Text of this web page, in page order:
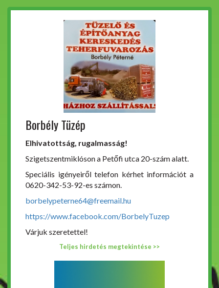
Borbély Tüzép
Elhivatottság, rugalmasság!
Szigetszentmiklóson a Petőfi utca 20-szám alatt.
Speciális igényeiről telefon kérhet információt a
0620-342-53-92-es számon.
borbelypeterne64@freemail.hu
https://www.facebook.com/BorbelyTuzep
Várjuk szeretettel!
Teljes hirdetés megtekintése >>